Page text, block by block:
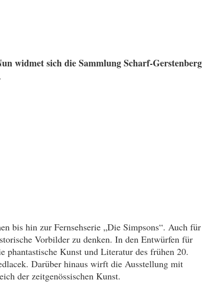
widmet sich die Sammlung Scharf-Gerstenberg
bis hin zur Fernsehserie „Die Simpsons“. Auch für
Vorbilder zu denken. In den Entwürfen für
phantastische Kunst und Literatur des frühen 20.
Darüber hinaus wirft die Ausstellung mit
der zeitgenössischen Kunst.